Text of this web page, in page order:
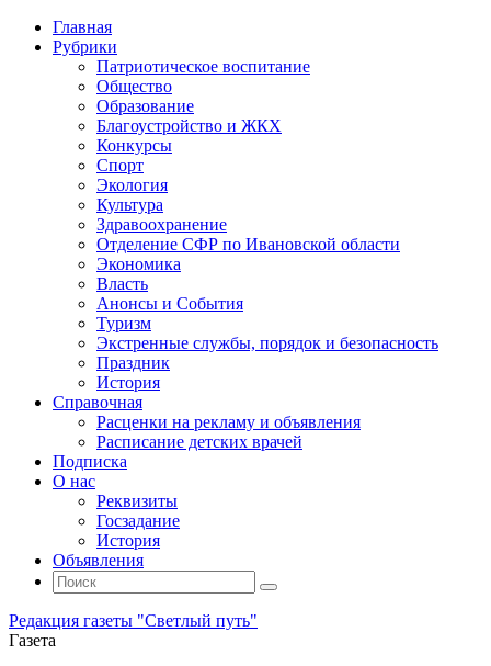
Главная
Рубрики
Патриотическое воспитание
Общество
Образование
Благоустройство и ЖКХ
Конкурсы
Спорт
Экология
Культура
Здравоохранение
Отделение СФР по Ивановской области
Экономика
Власть
Анонсы и События
Туризм
Экстренные службы, порядок и безопасность
Праздник
История
Справочная
Расценки на рекламу и объявления
Расписание детских врачей
Подписка
О нас
Реквизиты
Госзадание
История
Объявления
Поиск
Искать:
Поиск
Редакция газеты "Светлый путь"
Газета